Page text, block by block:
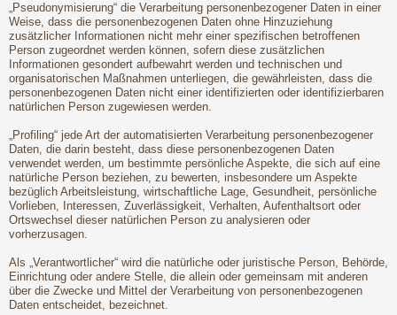
„Pseudonymisierung“ die Verarbeitung personenbezogener Daten in einer
Weise, dass die personenbezogenen Daten ohne Hinzuziehung
zusätzlicher Informationen nicht mehr einer spezifischen betroffenen
Person zugeordnet werden können, sofern diese zusätzlichen
Informationen gesondert aufbewahrt werden und technischen und
organisatorischen Maßnahmen unterliegen, die gewährleisten, dass die
personenbezogenen Daten nicht einer identifizierten oder identifizierbaren
natürlichen Person zugewiesen werden.
„Profiling“ jede Art der automatisierten Verarbeitung personenbezogener
Daten, die darin besteht, dass diese personenbezogenen Daten
verwendet werden, um bestimmte persönliche Aspekte, die sich auf eine
natürliche Person beziehen, zu bewerten, insbesondere um Aspekte
bezüglich Arbeitsleistung, wirtschaftliche Lage, Gesundheit, persönliche
Vorlieben, Interessen, Zuverlässigkeit, Verhalten, Aufenthaltsort oder
Ortswechsel dieser natürlichen Person zu analysieren oder
vorherzusagen.
Als „Verantwortlicher“ wird die natürliche oder juristische Person, Behörde,
Einrichtung oder andere Stelle, die allein oder gemeinsam mit anderen
über die Zwecke und Mittel der Verarbeitung von personenbezogenen
Daten entscheidet, bezeichnet.